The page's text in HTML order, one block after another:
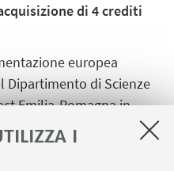
I
di 4 crediti
europea
Dipartimento di Scienze
Emilia-Romagna in
Giornalisti e la
Romagna.